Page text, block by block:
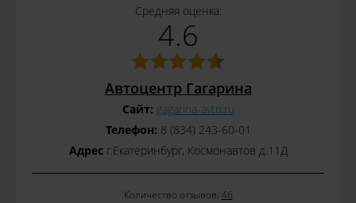
Средняя оценка:
4.6
Автоцентр Гагарина
Сайт: gagarina-avto.ru
Телефон: 8 (834) 243-60-01
Адресг.Екатеринбург, Космонавтов д.11Д
Количество отзывов: 46